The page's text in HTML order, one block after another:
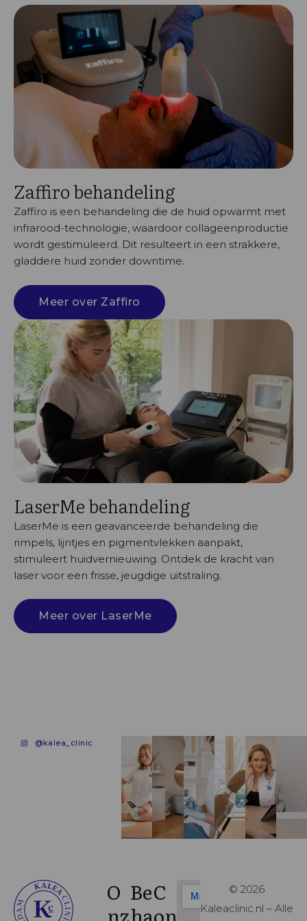
Zaffiro behandeling
Zaffiro is een behandeling die de huid opwarmt met
infrarood-technologie, waardoor collageenproductie
wordt gestimuleerd. Dit resulteert in een strakkere,
gladdere huid zonder downtime.
Meer over Zaffiro
LaserMe behandeling
LaserMe is een geavanceerde behandeling die
rimpels, lijntjes en pigmentvlekken aanpakt,
stimuleert huidvernieuwing. Ontdek de kracht van
laser voor een frisse, jeugdige uitstraling.
Meer over LaserMe
@kalea_clinic
O BeC
© 2026
Kaleaclinic.nl – Alle